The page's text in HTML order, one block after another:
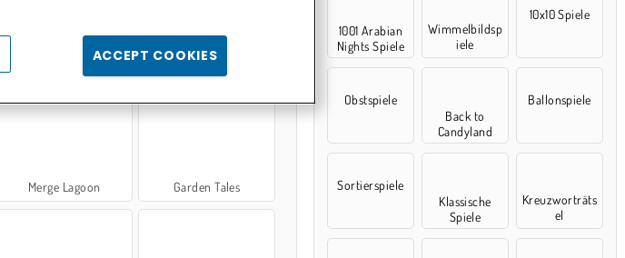
Blasenschießer extrem
Merge Lagoon Garden Tales
1001 Arabian
Nights Spiele
Wimmelbildsp
iele
10x10 Spiele
Obstspiele
Back to
Candyland
Ballonspiele
Sortierspiele
Klassische
Spiele
Kreuzworträts
el
ACCEPT COOKIES